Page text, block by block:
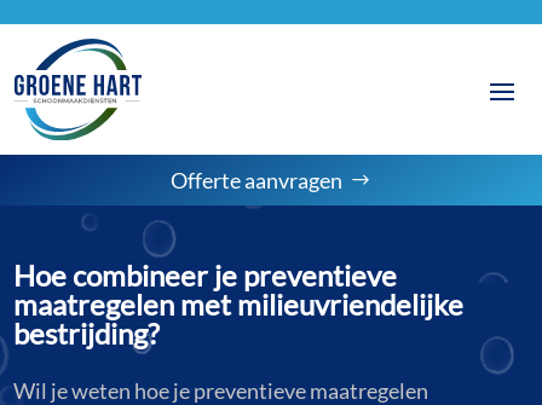
Offerte aanvragen
Hoe combineer je preventieve
maatregelen met milieuvriendelijke
bestrijding?
Wil je weten hoe je preventieve maatregelen